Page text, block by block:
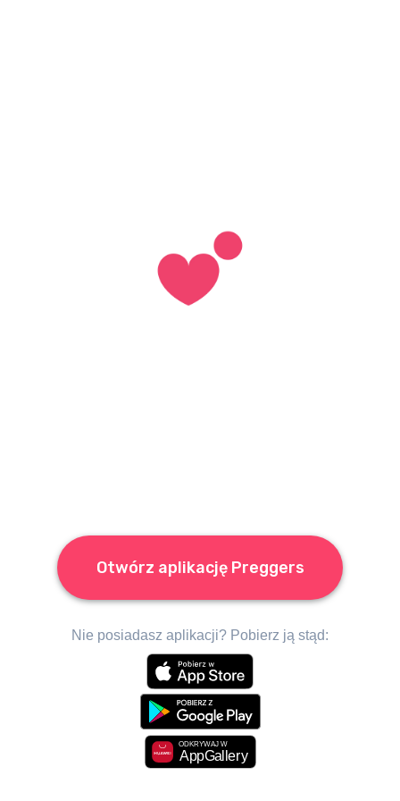
Otwórz aplikację Preggers
Nie posiadasz aplikacji? Pobierz ją stąd: